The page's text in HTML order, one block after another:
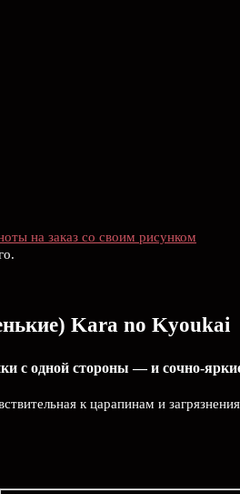
на заказ со своим рисунком
Kara no Kyoukai
с одной стороны — и сочно-
к царапинам и